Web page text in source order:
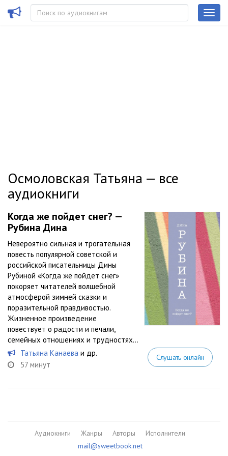
Осмоловская Татьяна — все
аудиокниги
Когда же пойдет снег? —
Рубина Дина
Невероятно сильная и трогательная
повесть популярной советской и
российской писательницы Дины
Рубиной «Когда же пойдет снег»
покоряет читателей волшебной
атмосферой зимней сказки и
поразительной правдивостью.
Жизненное произведение
повествует о радости и печали,
семейных отношениях и трудностях...
Татьяна Канаева и др.
57 минут
Слушать онлайн
Аудиокниги Жанры Авторы
Исполнители
mail@sweetbook.net